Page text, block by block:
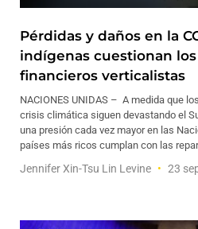
Pérdidas y daños en la
indígenas cuestionan
financieros verticalistas
NACIONES UNIDAS – A medida que
crisis climática siguen devastando el
una presión cada vez mayor en las
países más ricos cumplan con las
Jennifer Xin-Tsu Lin Levine 23